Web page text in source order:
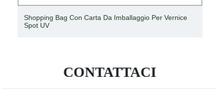
Shopping Bag Con Carta Da Imballaggio Per Vernice
Spot UV
CONTATTACI